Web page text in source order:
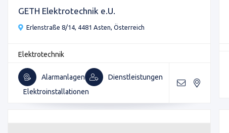
GETH Elektrotechnik e.U.
Erlenstraße 8/14, 4481 Asten, Österreich
Elektrotechnik
Alarmanlagen
Dienstleistungen
Elektroinstallationen